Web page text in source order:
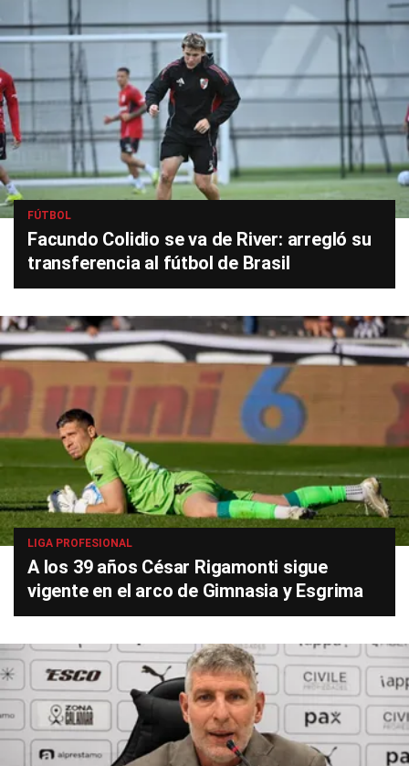
FÚTBOL
Facundo Colidio se va de River: arregló su
transferencia al fútbol de Brasil
LIGA PROFESIONAL
A los 39 años César Rigamonti sigue
vigente en el arco de Gimnasia y Esgrima